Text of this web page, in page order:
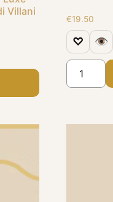
Villani
€19.50
♡ 👁